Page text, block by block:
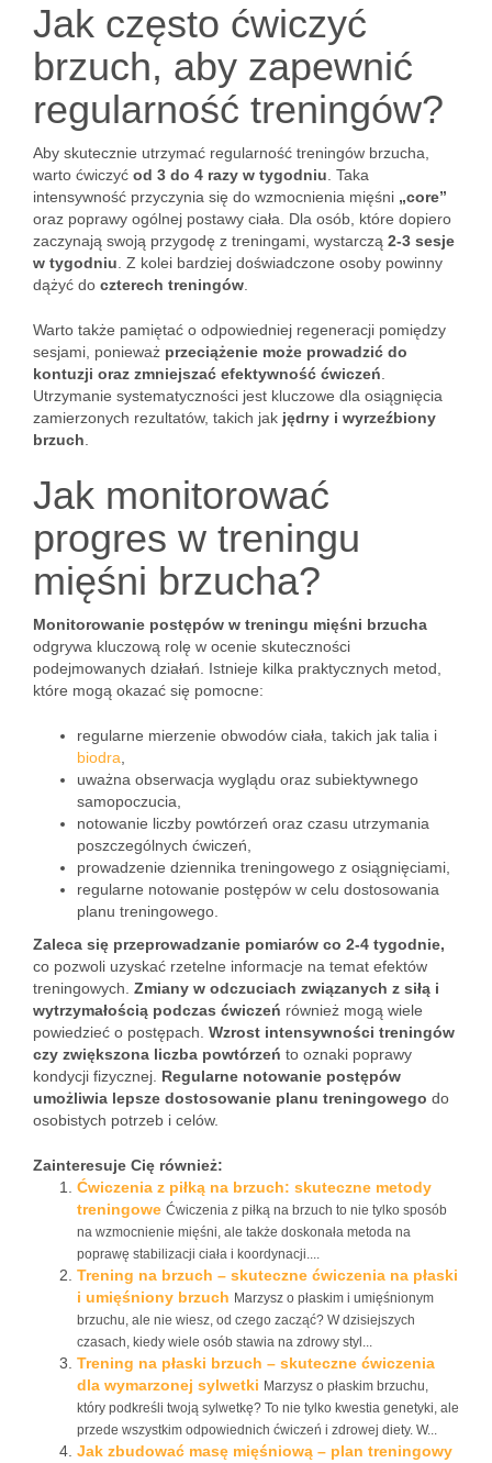
Jak często ćwiczyć
brzuch, aby zapewnić
regularność treningów?
Aby skutecznie utrzymać regularność treningów brzucha,
warto ćwiczyć od 3 do 4 razy w tygodniu . Taka
intensywność przyczynia się do wzmocnienia mięśni „core”
oraz poprawy ogólnej postawy ciała. Dla osób, które dopiero
zaczynają swoją przygodę z treningami, wystarczą 2-3 sesje
w tygodniu . Z kolei bardziej doświadczone osoby powinny
dążyć do czterech treningów
Warto także pamiętać o odpowiedniej regeneracji pomiędzy
sesjami, ponieważ przeciążenie może prowadzić do
kontuzji oraz zmniejszać efektywność ćwiczeń
Utrzymanie systematyczności jest kluczowe dla osiągnięcia
zamierzonych rezultatów, takich jak jędrny i wyrzeźbiony
brzuch
Jak monitorować
progres w treningu
mięśni brzucha?
Monitorowanie postępów w treningu mięśni brzucha
odgrywa kluczową rolę w ocenie skuteczności
podejmowanych działań. Istnieje kilka praktycznych metod,
które mogą okazać się pomocne:
regularne mierzenie obwodów ciała, takich jak talia i
biodra
uważna obserwacja wyglądu oraz subiektywnego
samopoczucia,
notowanie liczby powtórzeń oraz czasu utrzymania
poszczególnych ćwiczeń,
prowadzenie dziennika treningowego z osiągnięciami,
regularne notowanie postępów w celu dostosowania
planu treningowego.
Zaleca się przeprowadzanie pomiarów co 2-4 tygodnie,
co pozwoli uzyskać rzetelne informacje na temat efektów
treningowych. Zmiany w odczuciach związanych z siłą i
wytrzymałością podczas ćwiczeń również mogą wiele
powiedzieć o postępach. Wzrost intensywności treningów
czy zwiększona liczba powtórzeń to oznaki poprawy
kondycji fizycznej. Regularne notowanie postępów
umożliwia lepsze dostosowanie planu treningowego do
osobistych potrzeb i celów.
Zainteresuje Cię również:
Ćwiczenia z piłką na brzuch: skuteczne metody
treningowe Ćwiczenia z piłką na brzuch to nie tylko sposób
na wzmocnienie mięśni, ale także doskonała metoda na
poprawę stabilizacji ciała i koordynacji....
Trening na brzuch – skuteczne ćwiczenia na płaski
i umięśniony brzuch Marzysz o płaskim i umięśnionym
brzuchu, ale nie wiesz, od czego zacząć? W dzisiejszych
czasach, kiedy wiele osób stawia na zdrowy styl...
Trening na płaski brzuch – skuteczne ćwiczenia
dla wymarzonej sylwetki Marzysz o płaskim brzuchu,
który podkreśli twoją sylwetkę? To nie tylko kwestia genetyki, ale
przede wszystkim odpowiednich ćwiczeń i zdrowej diety. W...
Jak zbudować masę mięśniową – plan treningowy